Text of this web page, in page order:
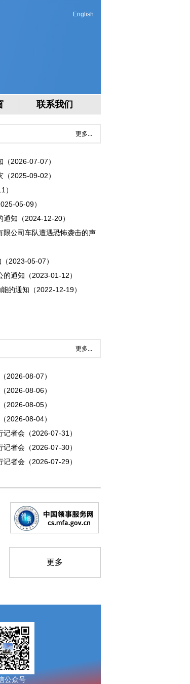
English
联系我们
更多...
2026-07-07）
2025-09-02）
）
05-09）
知（2024-12-20）
公司车队遭遇恐怖袭击的声
2023-05-07）
通知（2023-01-12）
的通知（2022-12-19）
更多...
2026-08-07）
2026-08-06）
2026-08-05）
2026-08-04）
者会（2026-07-31）
者会（2026-07-30）
者会（2026-07-29）
更多
公众号